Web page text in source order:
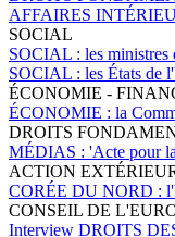
AFFAIRES
SOCIAL
SOCIAL : les ministres
SOCIAL : les États de
ÉCONOMIE -
ÉCONOMIE : la
DROITS
MÉDIAS : 'Acte pour
ACTION
CORÉE DU NORD :
CONSEIL DE
Interview DROITS